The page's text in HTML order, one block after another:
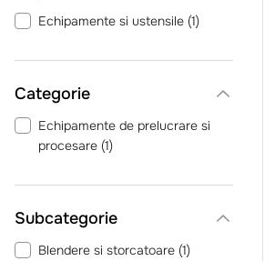
Echipamente si ustensile (1)
Categorie
Echipamente de prelucrare si
procesare (1)
Blendere si storcatoare (1)